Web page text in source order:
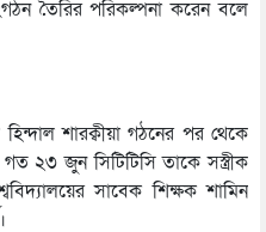
তৈরির পরিকল্পনা করেন বলে
শারক্বীয়া গঠনের পর থেকে
২৩ জুন সিটিটিসি তাকে সস্ত্রীক
সাবেক শিক্ষক শামিন